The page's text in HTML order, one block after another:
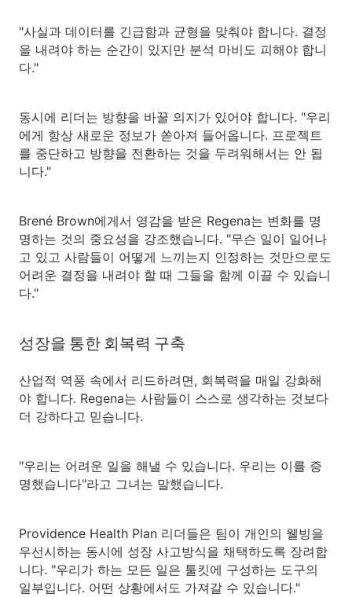
"사실과 데이터를 긴급함과 균형을 맞춰야 합니다. 결정
을 내려야 하는 순간이 있지만 분석 마비도 피해야 합니
다."
동시에 리더는 방향을 바꿀 의지가 있어야 합니다. "우리
에게 항상 새로운 정보가 쏟아져 들어옵니다. 프로젝트
를 중단하고 방향을 전환하는 것을 두려워해서는 안 됩
니다."
Brené Brown에게서 영감을 받은 Regena는 변화를 명
명하는 것의 중요성을 강조했습니다. "무슨 일이 일어나
고 있고 사람들이 어떻게 느끼는지 인정하는 것만으로도
어려운 결정을 내려야 할 때 그들을 함께 이끌 수 있습니
다."
성장을 통한 회복력 구축
산업적 역풍 속에서 리드하려면, 회복력을 매일 강화해
야 합니다. Regena는 사람들이 스스로 생각하는 것보다
더 강하다고 믿습니다.
"우리는 어려운 일을 해낼 수 있습니다. 우리는 이를 증
명했습니다"라고 그녀는 말했습니다.
Providence Health Plan 리더들은 팀이 개인의 웰빙을
우선시하는 동시에 성장 사고방식을 채택하도록 장려합
니다. "우리가 하는 모든 일은 툴킷에 구성하는 도구의
일부입니다. 어떤 상황에서도 가져갈 수 있습니다."